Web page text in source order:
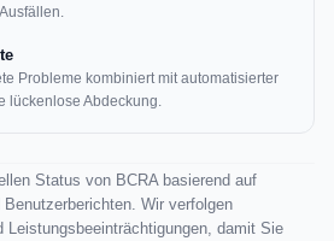
Probleme kombiniert mit automatisierter
lückenlose Abdeckung.
Status von BCRA basierend auf
Wir verfolgen
Leistungsbeeinträchtigungen, damit Sie